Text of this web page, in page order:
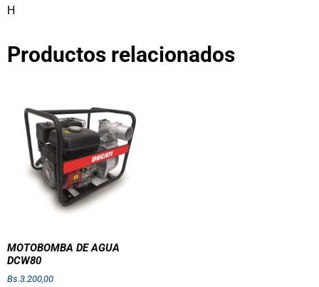
H
Productos relacionados
MOTOBOMBA DE AGUA
DCW80
Bs.3.200,00